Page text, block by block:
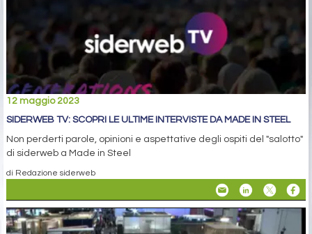
12 maggio 2023
SIDERWEB TV: SCOPRI LE ULTIME INTERVISTE DA MADE IN STEEL
Non perderti parole, opinioni e aspettative degli ospiti del "salotto"
di siderweb a Made in Steel
di Redazione siderweb